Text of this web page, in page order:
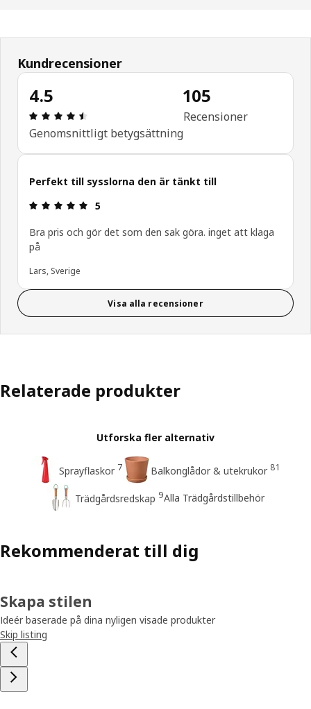
Kundrecensioner
4.5
Recension: 4.5 utav 5 stjärnor. Totalt antal
Genomsnittligt betygsättning
105
Recensioner
Perfekt till sysslorna den är tänkt till
Recension: 5 utav 5 stjärnor.
5
Bra pris och gör det som den sak göra. inget att klaga
på
Lars, Sverige
Visa alla recensioner
Relaterade produkter
Utforska fler alternativ
Sprayflaskor 7 Balkonglådor & utekrukor 81
Trädgårdsredskap 9Alla Trädgårdstillbehör
Rekommenderat till dig
Skapa stilen
Ideér baserade på dina nyligen visade produkter
Skip listing